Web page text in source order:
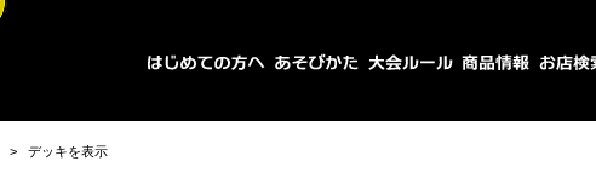
デッキを表示